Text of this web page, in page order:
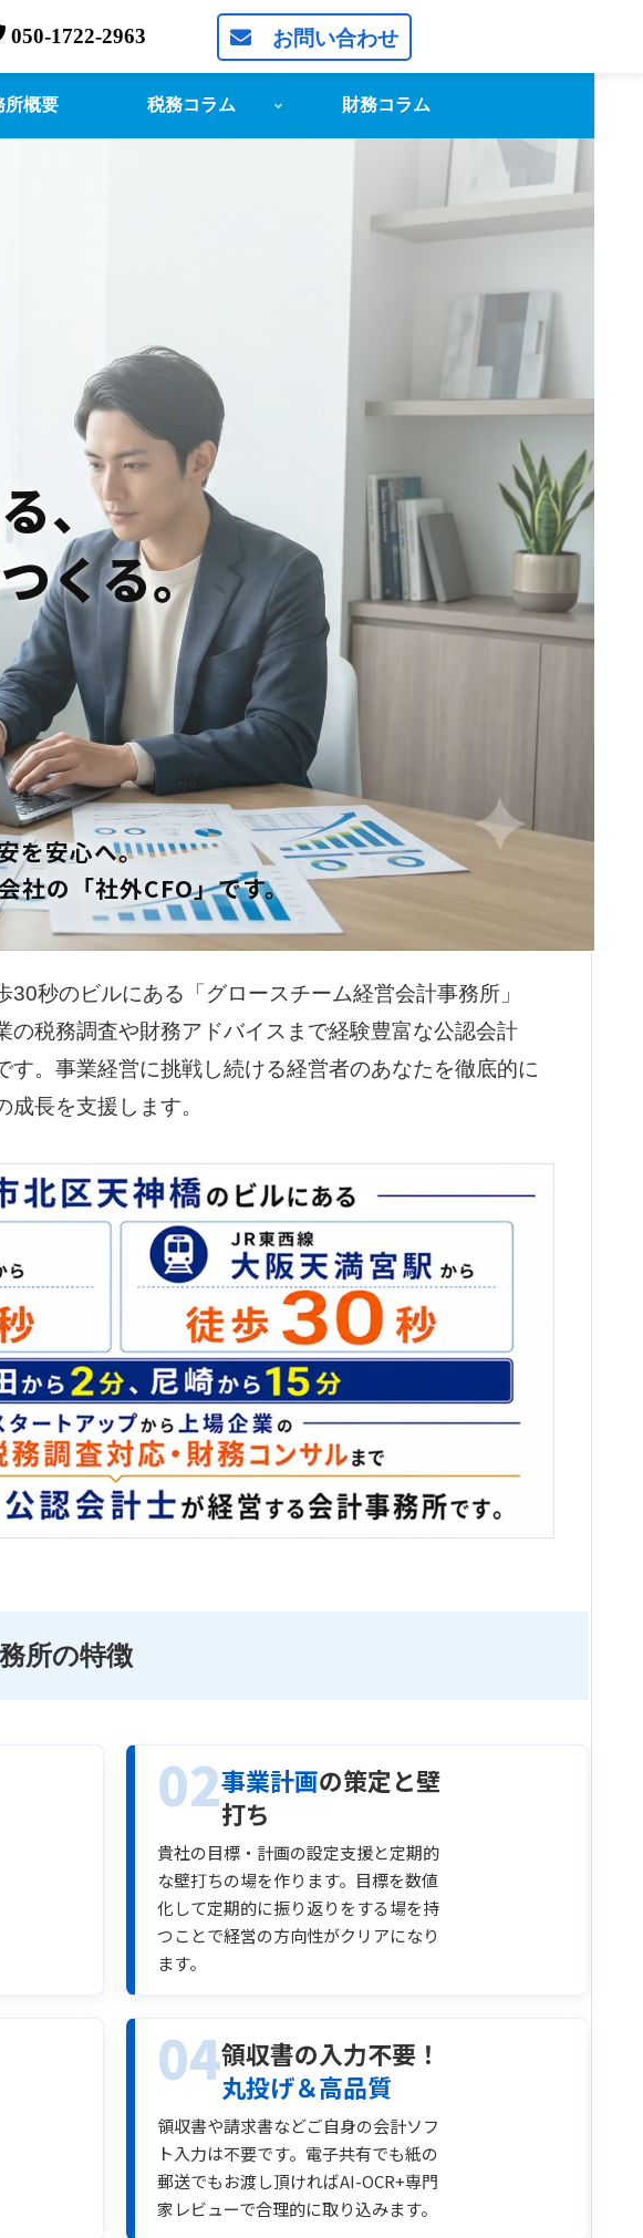
050-1722-2963 お問い合わせ
所概要 税務コラム 財務コラム
、
くる。
を安心へ。
社の「社外CFO」です。
秒のビルにある「グロースチーム経営会計事務所」
の税務調査や財務アドバイスまで経験豊富な公認会計
す。事業経営に挑戦し続ける経営者のあなたを徹底的に
長を支援します。
所の特徴
02事業計画の策定と壁
打ち
貴社の目標・計画の設定支援と定期的
な壁打ちの場を作ります。目標を数値
化して定期的に振り返りをする場を持
つことで経営の方向性がクリアになり
ます。
04領収書の入力不要！
丸投げ＆高品質
領収書や請求書などご自身の会計ソフ
ト入力は不要です。電子共有でも紙の
郵送でもお渡し頂ければAI-OCR+専門
家レビューで合理的に取り込みます。